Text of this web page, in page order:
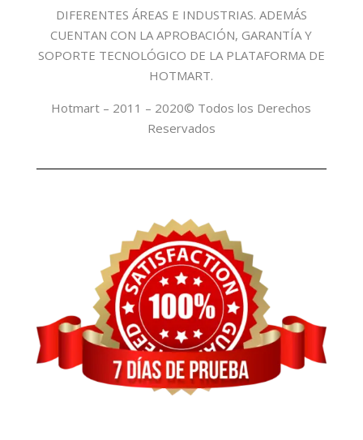
DIFERENTES ÁREAS E INDUSTRIAS. ADEMÁS
CUENTAN CON LA APROBACIÓN, GARANTÍA Y
SOPORTE TECNOLÓGICO DE LA PLATAFORMA DE
HOTMART.
Hotmart – 2011 – 2020© Todos los Derechos
Reservados